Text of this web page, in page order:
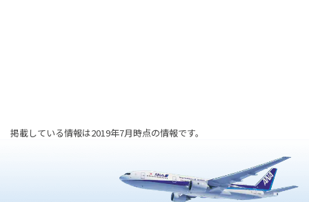
掲載している情報は2019年7月時点の情報です。